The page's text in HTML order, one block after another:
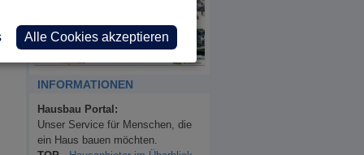
INFORMATIONEN
Hausbau Portal:
Unser Service für Menschen, die
ein Haus bauen möchten.
Alle Cookies akzeptieren